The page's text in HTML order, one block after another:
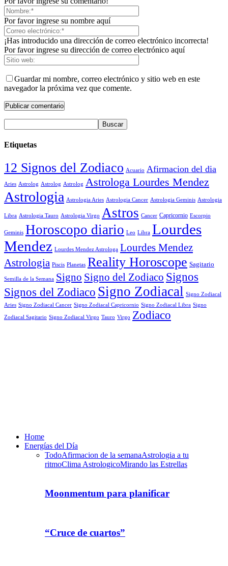
Por favor ingrese su nombre aquí
¡Has introducido una dirección de correo electrónico incorrecta!
Por favor ingrese su dirección de correo electrónico aquí
Guardar mi nombre, correo electrónico y sitio web en este
navegador la próxima vez que comente.
Etiquetas
12 Signos del Zodiaco Acuario Afirmacion del dia
Aries Astrolog Astrolog Astrolog Astrologa Lourdes Mendez
Astrologia Astrologia Aries Astrologia Cancer Astrologia Geminis Astrologia
Libra Astrologia Tauro Astrologia Virgo Astros Cancer Capricornio Escorpio
Geminis Horoscopo diario Leo Libra Lourdes
Mendez Lourdes Mendez Astrologa Lourdes Mendez
Astrologia Piscis Planetas Reality Horoscope Sagitario
Semilla de la Semana Signo Signo del Zodiaco Signos
Signos del Zodiaco Signo Zodiacal Signo Zodiacal
Aries Signo Zodiacal Cancer Signo Zodiacal Capricornio Signo Zodiacal Libra Signo
Zodiacal Sagitario Signo Zodiacal Virgo Tauro Virgo Zodiaco
Home
Energías del Día
TodoAfirmacion de la semanaAstrologia a tu
ritmoClima AstrologicoMirando las Estrellas
Moonmentum para planificar
“Cruce de cuartos”